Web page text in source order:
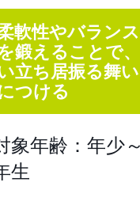
軟性やバラン
鍛えることで
立ち居振る舞
つける
象年齢：年少
生